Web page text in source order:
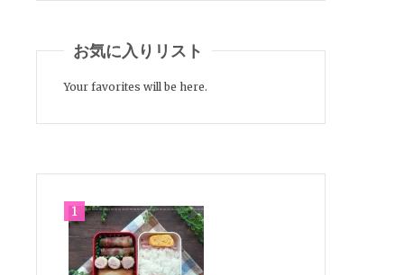
お気に入りリスト
Your favorites will be here.